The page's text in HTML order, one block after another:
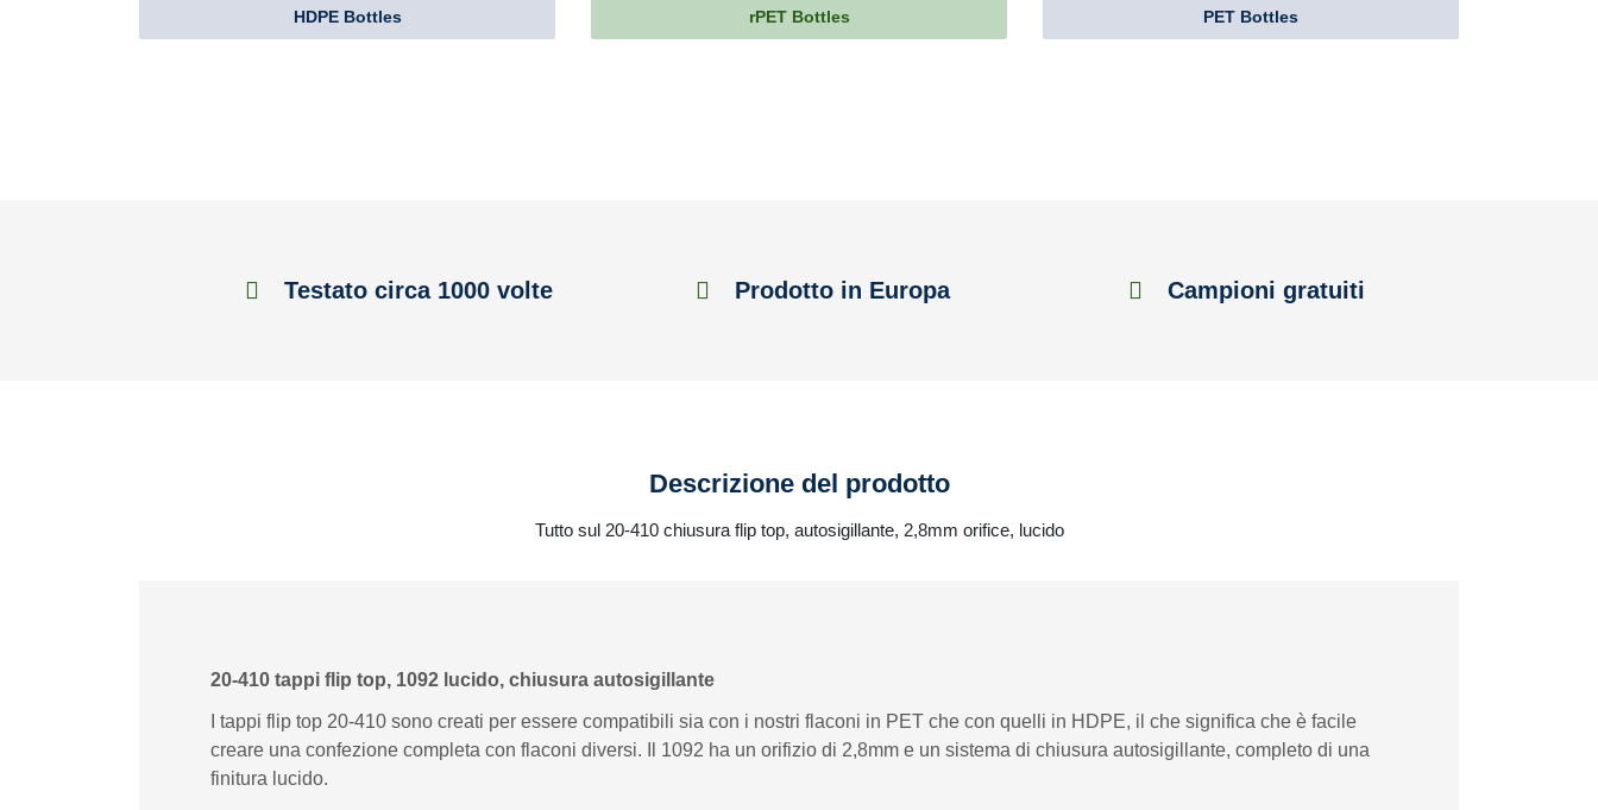
HDPE Bottles rPET Bottles PET Bottles
Testato circa 1000 volte Prodotto in Europa Campioni gratuiti
Descrizione del prodotto
Tutto sul 20-410 chiusura flip top, autosigillante, 2,8mm orifice, lucido
20-410 tappi flip top, 1092 lucido, chiusura autosigillante
I tappi flip top 20-410 sono creati per essere compatibili sia con i nostri flaconi in PET che con quelli in HDPE, il che significa che è facile
creare una confezione completa con flaconi diversi. Il 1092 ha un orifizio di 2,8mm e un sistema di chiusura autosigillante, completo di una
finitura lucido.